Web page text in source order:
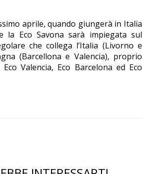
aprile, quando giungerà in Italia
la Eco Savona sarà impiegata sul
che collega l’Italia (Livorno e
(Barcellona e Valencia), proprio
Valencia, Eco Barcelona ed Eco